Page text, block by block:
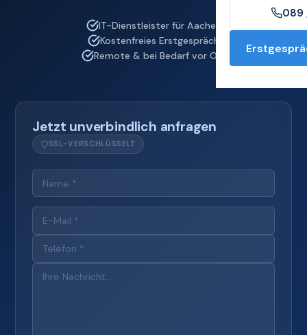
089
IT-Dienstleister für Aachen
Kostenfreies Erstgespräch
Remote & bei Bedarf vor Ort
Jetzt unverbindlich anfragen
SSL-VERSCHLÜSSELT